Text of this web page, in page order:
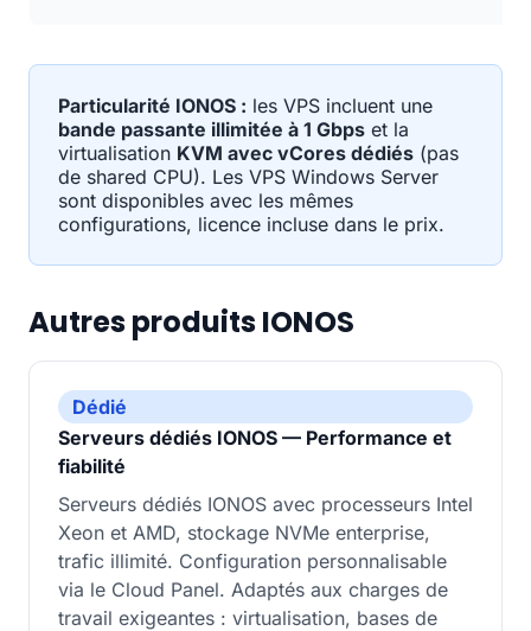
Particularité IONOS : les VPS incluent une
bande passante illimitée à 1 Gbps et la
virtualisation KVM avec vCores dédiés (pas
de shared CPU). Les VPS Windows Server
sont disponibles avec les mêmes
configurations, licence incluse dans le prix.
Autres produits IONOS
Dédié
Serveurs dédiés IONOS — Performance et
fiabilité
Serveurs dédiés IONOS avec processeurs Intel
Xeon et AMD, stockage NVMe enterprise,
trafic illimité. Configuration personnalisable
via le Cloud Panel. Adaptés aux charges de
travail exigeantes : virtualisation, bases de